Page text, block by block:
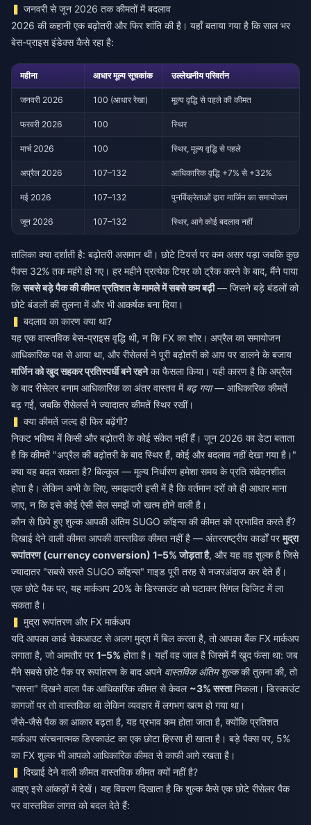
जनवरी से जून 2026 तक कीमतों में बदलाव
2026 की कहानी एक बढ़ोतरी और फिर शांति की है। यहाँ बताया गया है कि साल भर
बेस-प्राइस इंडेक्स कैसे रहा है:
महीना आधार मूल्य सूचकांक उल्लेखनीय परिवर्तन
जनवरी 2026 100 (आधार रेखा) मूल्य वृद्धि से पहले की कीमत
फरवरी 2026 100 स्थिर
मार्च 2026 100 स्थिर, मूल्य वृद्धि से पहले
अप्रैल 2026 107–132 आधिकारिक वृद्धि +7% से +32%
मई 2026 107–132 पुनर्विक्रेताओं द्वारा मार्जिन का समायोजन
जून 2026 107–132 स्थिर, आगे कोई बदलाव नहीं
तालिका क्या दर्शाती है: बढ़ोतरी असमान थी। छोटे टियर्स पर कम असर पड़ा जबकि कुछ
पैक्स 32% तक महंगे हो गए। हर महीने प्रत्येक टियर को ट्रैक करने के बाद, मैंने पाया
किसबसे बड़े पैक की कीमत प्रतिशत के मामले में सबसे कम बढ़ी— जिसने बड़े बंडलों को
छोटे बंडलों की तुलना में और भी आकर्षक बना दिया।
बदलाव का कारण क्या था?
यह एक वास्तविक बेस-प्राइस वृद्धि थी, न कि FX का शोर। अप्रैल का समायोजन
आधिकारिक पक्ष से आया था, और रीसेलर्स ने पूरी बढ़ोतरी को आप पर डालने के बजाय
मार्जिन को खुद सहकर प्रतिस्पर्धी बने रहनेका फैसला किया। यही कारण है कि अप्रैल
के बाद रीसेलर बनाम आधिकारिक का अंतर वास्तव में बढ़ गया— आधिकारिक कीमतें
बढ़ गईं, जबकि रीसेलर्स ने ज्यादातर कीमतें स्थिर रखीं।
क्या कीमतें जल्द ही फिर बढ़ेंगी?
निकट भविष्य में किसी और बढ़ोतरी के कोई संकेत नहीं हैं। जून 2026 का डेटा बताता
है कि कीमतें "अप्रैल की बढ़ोतरी के बाद स्थिर हैं, कोई और बदलाव नहीं देखा गया है।"
क्या यह बदल सकता है? बिल्कुल — मूल्य निर्धारण हमेशा समय के प्रति संवेदनशील
होता है। लेकिन अभी के लिए, समझदारी इसी में है कि वर्तमान दरों को ही आधार माना
जाए, न कि इसे कोई ऐसी सेल समझें जो खत्म होने वाली है।
कौन से छिपे हुए शुल्क आपकी अंतिम SUGO कॉइन्स की कीमत को प्रभावित करते हैं?
दिखाई देने वाली कीमत आपकी वास्तविक कीमत नहीं है — अंतरराष्ट्रीय कार्डों परमुद्रा
रूपांतरण (currency conversion) 1–5% जोड़ता है, और यह वह शुल्क है जिसे
ज्यादातर "सबसे सस्ते SUGO कॉइन्स" गाइड पूरी तरह से नजरअंदाज कर देते हैं।
एक छोटे पैक पर, यह मार्कअप 20% के डिस्काउंट को घटाकर सिंगल डिजिट में ला
सकता है।
मुद्रा रूपांतरण और FX मार्कअप
यदि आपका कार्ड चेकआउट से अलग मुद्रा में बिल करता है, तो आपका बैंक FX मार्कअप
लगाता है, जो आमतौर पर1–5% होता है। यहाँ वह जाल है जिसमें मैं खुद फंसा था: जब
मैंने सबसे छोटे पैक पर रूपांतरण के बाद अपने वास्तविक अंतिम शुल्ककी तुलना की, तो
"सस्ता" दिखने वाला पैक आधिकारिक कीमत से केवल ~3% सस्तानिकला। डिस्काउंट
कागजों पर तो वास्तविक था लेकिन व्यवहार में लगभग खत्म हो गया था।
जैसे-जैसे पैक का आकार बढ़ता है, यह प्रभाव कम होता जाता है, क्योंकि प्रतिशत
मार्कअप संरचनात्मक डिस्काउंट का एक छोटा हिस्सा ही खाता है। बड़े पैक्स पर, 5%
का FX शुल्क भी आपको आधिकारिक कीमत से काफी आगे रखता है।
दिखाई देने वाली कीमत वास्तविक कीमत क्यों नहीं है?
आइए इसे आंकड़ों में देखें। यह विवरण दिखाता है कि शुल्क कैसे एक छोटे रीसेलर पैक
पर वास्तविक लागत को बदल देते हैं: